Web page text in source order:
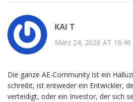
KAI T
März 24, 2026 AT 16:46
Die ganze AE-Community ist ein
schreibt, ist entweder ein Entwickler,
verteidigt, oder ein Investor, der sich